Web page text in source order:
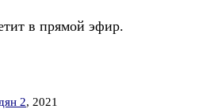
в прямой эфир.
2, 2021